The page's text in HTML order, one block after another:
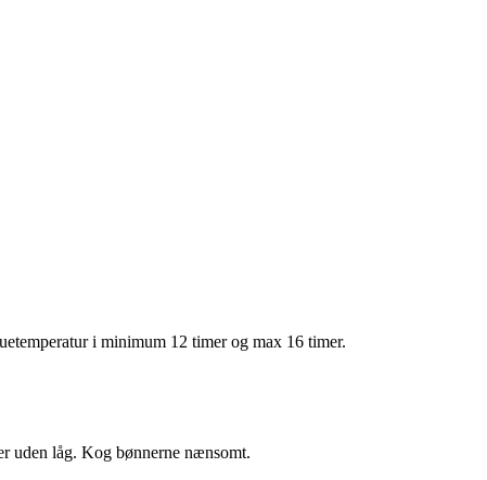
i minimum 12 timer og max 16 timer.
uden låg. Kog bønnerne nænsomt.